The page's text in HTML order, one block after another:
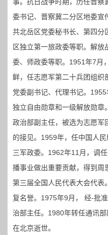
事。抗日战争时期，历任晋察
委书记、晋察冀二分区地委宣
共北岳区党委秘书长、第四分
区独立第一旅政委等职。解
委、师政委等职。1951年7月
鲜，任志愿军第二十兵团组织
党委副书记、代理书记。
独立自由勋章和一级解放勋章
政治部副主任，被选为志愿军
的接见。1959年，任中国人
三军政委。1962年11月，调
播事业做出重要贡献，得到周
第三届全国人民代表大会代表
复名誉。1975年9月， 经-批
治部主任。1980年转任通讯
在北京逝世。